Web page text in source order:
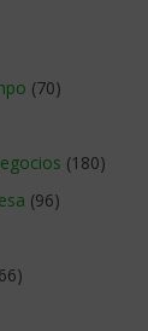
(70)
(180)
(96)